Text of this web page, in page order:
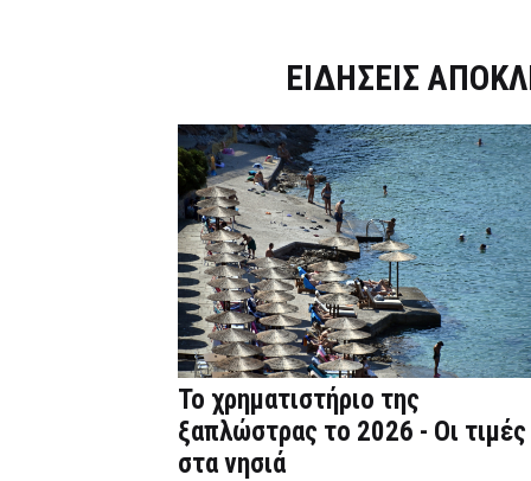
ΕΙΔΗΣΕΙΣ
Το χρηματιστήριο της
ξαπλώστρας το 2026 - Οι τιμές
στα νησιά